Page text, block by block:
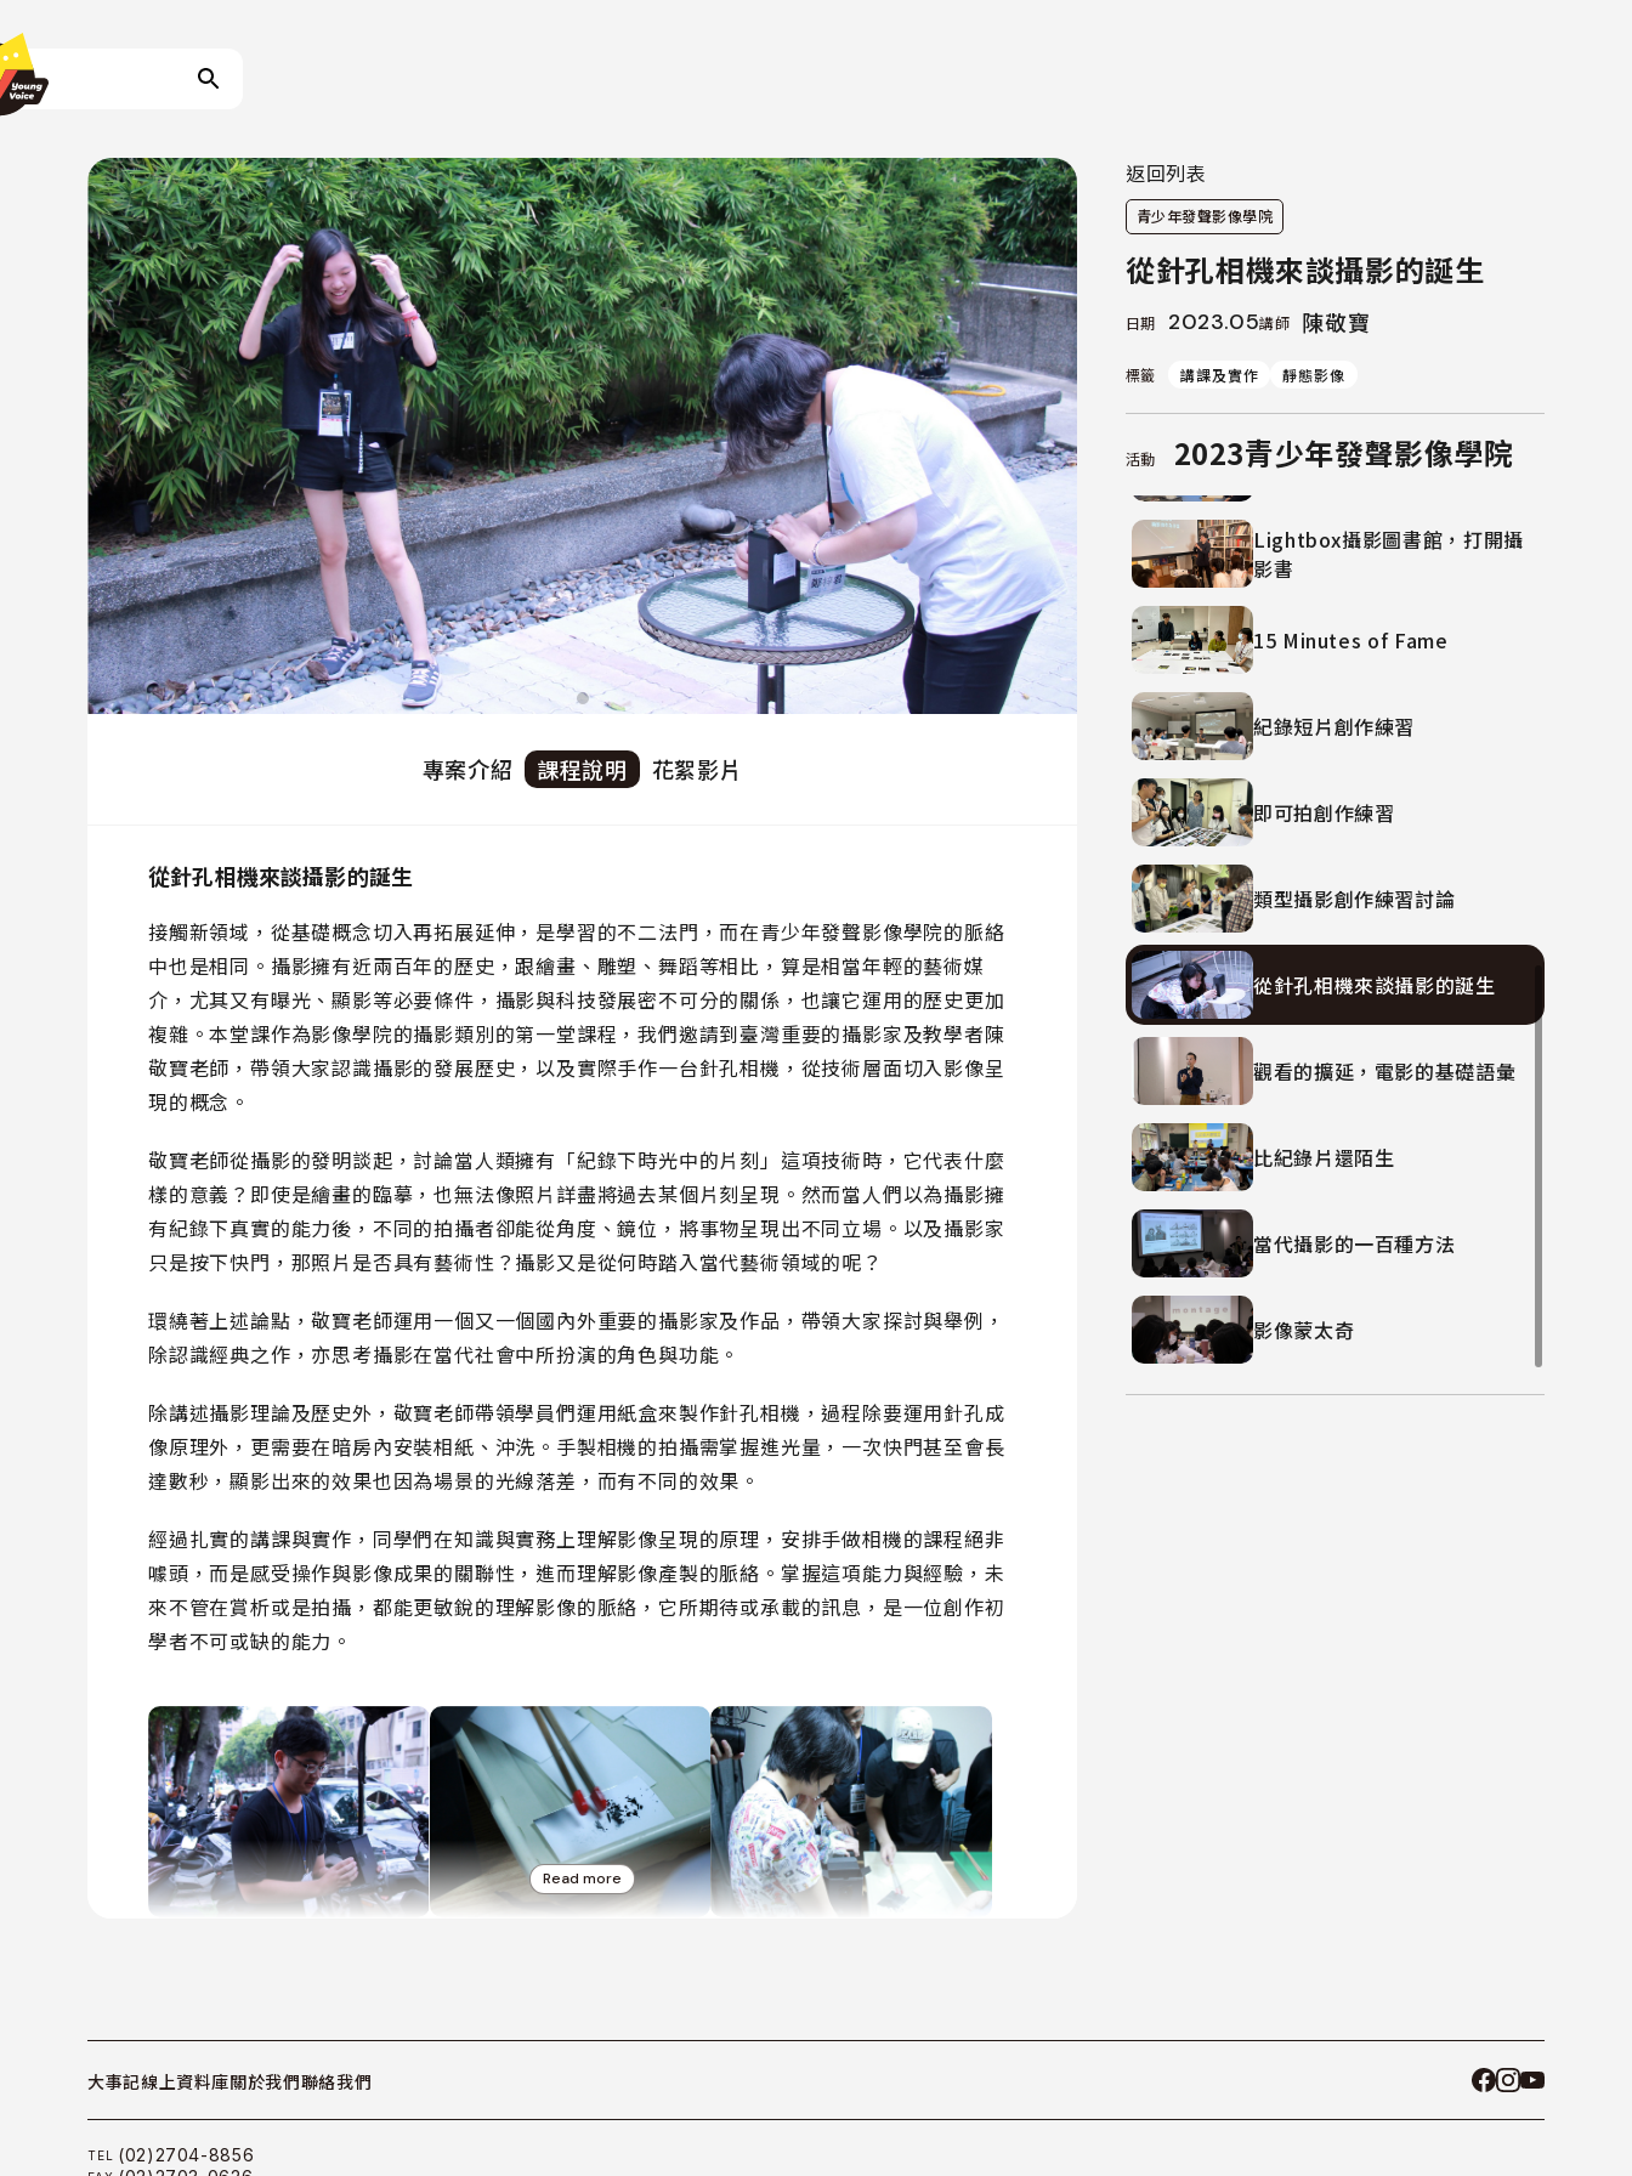
專案介紹 課程說明 花絮影片
從針孔相機來談攝影的誕生
接觸新領域，從基礎概念切入再拓展延伸，是學習的不二法門，而在青少年發聲影像學院的脈絡
中也是相同。攝影擁有近兩百年的歷史，跟繪畫、雕塑、舞蹈等相比，算是相當年輕的藝術媒
介，尤其又有曝光、顯影等必要條件，攝影與科技發展密不可分的關係，也讓它運用的歷史更加
複雜。本堂課作為影像學院的攝影類別的第一堂課程，我們邀請到臺灣重要的攝影家及教學者陳
敬寶老師，帶領大家認識攝影的發展歷史，以及實際手作一台針孔相機，從技術層面切入影像呈
現的概念。
敬寶老師從攝影的發明談起，討論當人類擁有「紀錄下時光中的片刻」這項技術時，它代表什麼
樣的意義？即使是繪畫的臨摹，也無法像照片詳盡將過去某個片刻呈現。然而當人們以為攝影擁
有紀錄下真實的能力後，不同的拍攝者卻能從角度、鏡位，將事物呈現出不同立場。以及攝影家
只是按下快門，那照片是否具有藝術性？攝影又是從何時踏入當代藝術領域的呢？
環繞著上述論點，敬寶老師運用一個又一個國內外重要的攝影家及作品，帶領大家探討與舉例，
除認識經典之作，亦思考攝影在當代社會中所扮演的角色與功能。
除講述攝影理論及歷史外，敬寶老師帶領學員們運用紙盒來製作針孔相機，過程除要運用針孔成
像原理外，更需要在暗房內安裝相紙、沖洗。手製相機的拍攝需掌握進光量，一次快門甚至會長
達數秒，顯影出來的效果也因為場景的光線落差，而有不同的效果。
經過扎實的講課與實作，同學們在知識與實務上理解影像呈現的原理，安排手做相機的課程絕非
噱頭，而是感受操作與影像成果的關聯性，進而理解影像產製的脈絡。掌握這項能力與經驗，未
來不管在賞析或是拍攝，都能更敏銳的理解影像的脈絡，它所期待或承載的訊息，是一位創作初
學者不可或缺的能力。
Read more
返回列表
青少年發聲影像學院
從針孔相機來談攝影的誕生
日期 2023.05講師 陳敬寶
標籤 講課及實作 靜態影像
活動 2023青少年發聲影像學院
自我的解構與再現，人像攝影拼
貼術
不同距離的凝視，影像質地工作
坊
動手玩創意，關於物件動畫的故
剪輯回憶的重量，我的家庭影像
Lightbox攝影圖書館，打開攝
影書
15 Minutes of Fame
紀錄短片創作練習
即可拍創作練習
類型攝影創作練習討論
從針孔相機來談攝影的誕生
觀看的擴延，電影的基礎語彙
比紀錄片還陌生
當代攝影的一百種方法
影像蒙太奇
大事記線上資料庫關於我們聯絡我們
TEL (02)2704-8856